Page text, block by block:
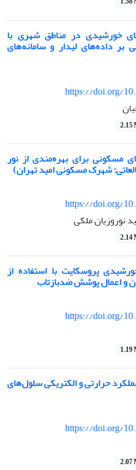
خورشیدی در مناطق شهری با
بر داده‌های لیدار و سامانه‌های
https://doi.org/
2.15
مسکونی برای بهره‌مندی از نور
شهرک مسکونی امید تهران)
https://doi.org/
نوروزیان ملکی
2.14
پروسکایت با استفاده از
و اعمال پوشش ضدبازتاب
https://doi.org/
1.19
حرارتی و الکتریکی سلول‌های
https://doi.org/
2.07